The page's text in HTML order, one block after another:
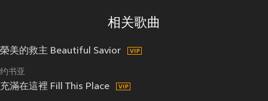
相关歌曲
榮美的救主 Beautiful Savior
约书亚
充滿在這裡 Fill This Place